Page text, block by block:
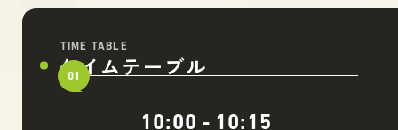
タイムテーブル
TIME TABLE
10:00 - 10:15
01